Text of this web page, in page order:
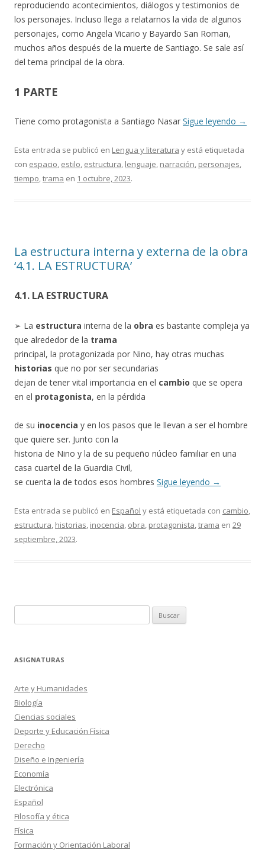
reproduciendo acontecimientos, diálogos y testimonios de
los personajes. Incluso llega a relatarnos la vida de algunos
personajes, como Angela Vicario y Bayardo San Roman,
muchos años después de la muerte de Santiago. Se sale así
del tema principal de la obra.
1 PARTE
Tiene como protagonista a Santiago Nasar Sigue leyendo →
Esta entrada se publicó en Lengua y literatura y está etiquetada
con espacio, estilo, estructura, lenguaje, narración, personajes,
tiempo,trama en 1 octubre, 2023.
La estructura interna y externa de la obra
‘4.1. LA ESTRUCTURA’
4.1. LA ESTRUCTURA
➢ La estructura interna de la obra es bastante compleja ya
que alrededor de la trama
principal, la protagonizada por Nino, hay otras muchas
historias que no por ser secundarias
dejan de tener vital importancia en el cambio que se opera
en el protagonista, en la pérdida
de su inocencia y en los pasos que le llevan a ser el hombre
que quiere ser. Junto con la
historia de Nino y la de su pequeño núcleo familiar en una
casa cuartel de la Guardia Civil,
se cuenta la de todos esos hombres Sigue leyendo →
Esta entrada se publicó en Español y está etiquetada con cambio,
estructura, historias, inocencia, obra, protagonista,trama en 29
septiembre, 2023.
ASIGNATURAS
Arte y Humanidades
Biología
Ciencias sociales
Deporte y Educación Física
Derecho
Diseño e Ingeniería
Economía
Electrónica
Español
Filosofía y ética
Física
Formación y Orientación Laboral